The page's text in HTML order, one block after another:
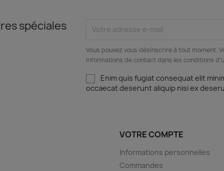
spéciales
Vous pouvez vous désinscrire à tout moment.
informations de contact dans les conditions
Enim quis fugiat consequat elit
occaecat deserunt aliquip nisi ex
VOTRE COMPTE
Informations personnelles
Commandes